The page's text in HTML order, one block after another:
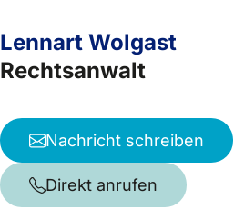
Lennart Wolgast
Rechtsanwalt
Nachricht schreiben
Direkt anrufen